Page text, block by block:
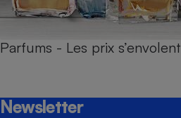
Parfums - Les prix s’envolent
Newsletter